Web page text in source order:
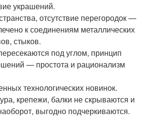
украшений.
отсутствие перегородок —
к соединениям металлических
стыков.
под углом, принцип
— простота и рационализм
технологических новинок.
крепежи, балки не скрываются и
выгодно подчеркиваются.